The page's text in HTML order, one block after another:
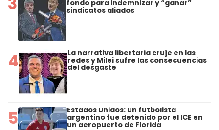
fondo para indemnizar y “ganar”
sindicatos aliados
4 La narrativa libertaria cruje en las
redes y Milei sufre las consecuencias
del desgaste
5 Estados Unidos: un futbolista
argentino fue detenido por el ICE en
un aeropuerto de Florida